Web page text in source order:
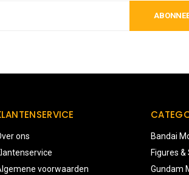
ons
voorwaarden
Bandai
Figures
Gundam